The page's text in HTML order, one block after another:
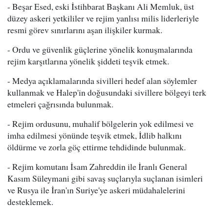
- Beşar Esed, eski İstihbarat Başkanı Ali Memluk, üst
düzey askeri yetkililer ve rejim yanlısı milis liderleriyle
resmi görev sınırlarını aşan ilişkiler kurmak.
- Ordu ve güvenlik güçlerine yönelik konuşmalarında
rejim karşıtlarına yönelik şiddeti teşvik etmek.
- Medya açıklamalarında sivilleri hedef alan söylemler
kullanmak ve Halep'in doğusundaki sivillere bölgeyi terk
etmeleri çağrısında bulunmak.
- Rejim ordusunu, muhalif bölgelerin yok edilmesi ve
imha edilmesi yönünde teşvik etmek, İdlib halkını
öldürme ve zorla göç ettirme tehdidinde bulunmak.
- Rejim komutanı İsam Zahreddin ile İranlı General
Kasım Süleymani gibi savaş suçlarıyla suçlanan isimleri
ve Rusya ile İran'ın Suriye'ye askeri müdahalelerini
desteklemek.